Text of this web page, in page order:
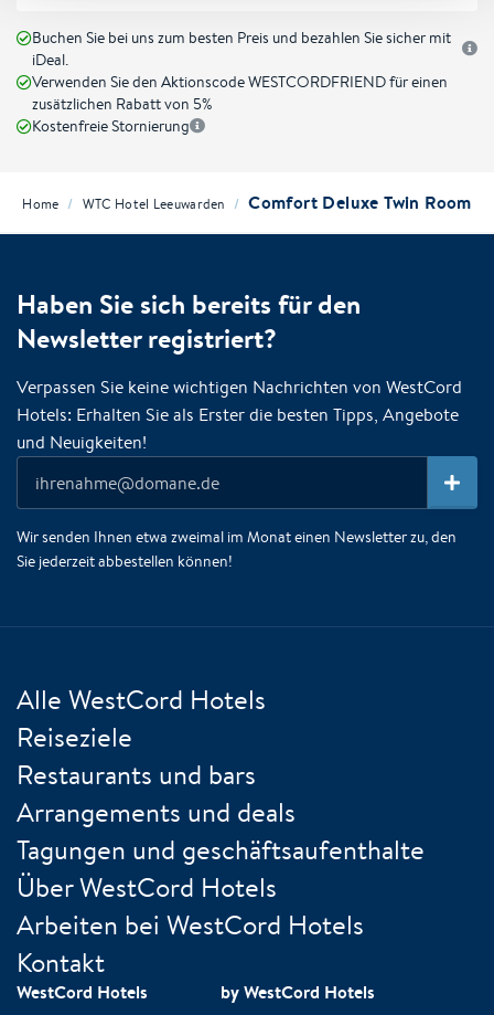
Buchen Sie bei uns zum besten Preis und bezahlen Sie sicher mit
iDeal.
Verwenden Sie den Aktionscode WESTCORDFRIEND für einen
zusätzlichen Rabatt von 5%
Kostenfreie Stornierung
Home / WTC Hotel Leeuwarden / Comfort Deluxe Twin Room
Haben Sie sich bereits für den
Newsletter registriert?
Verpassen Sie keine wichtigen Nachrichten von WestCord
Hotels: Erhalten Sie als Erster die besten Tipps, Angebote
und Neuigkeiten!
Wir senden Ihnen etwa zweimal im Monat einen Newsletter zu, den
Sie jederzeit abbestellen können!
Alle WestCord Hotels
Reiseziele
Restaurants und bars
Arrangements und deals
Tagungen und geschäftsaufenthalte
Über WestCord Hotels
Arbeiten bei WestCord Hotels
Kontakt
WestCord Hotels by WestCord Hotels